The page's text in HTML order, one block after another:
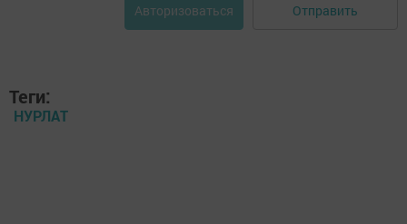
Авторизоваться Отправить
Теги:
НУРЛАТ